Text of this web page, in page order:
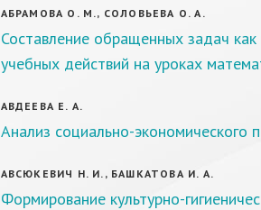
АБРАМОВА О. М., СОЛОВЬЕВА О. А.
Составление обращенных задач
учебных действий на уроках
АВДЕЕВА Е. А.
Анализ социально-экономического
АВСЮКЕВИЧ Н. И., БАШКАТОВА И. А.
Формирование культурно-